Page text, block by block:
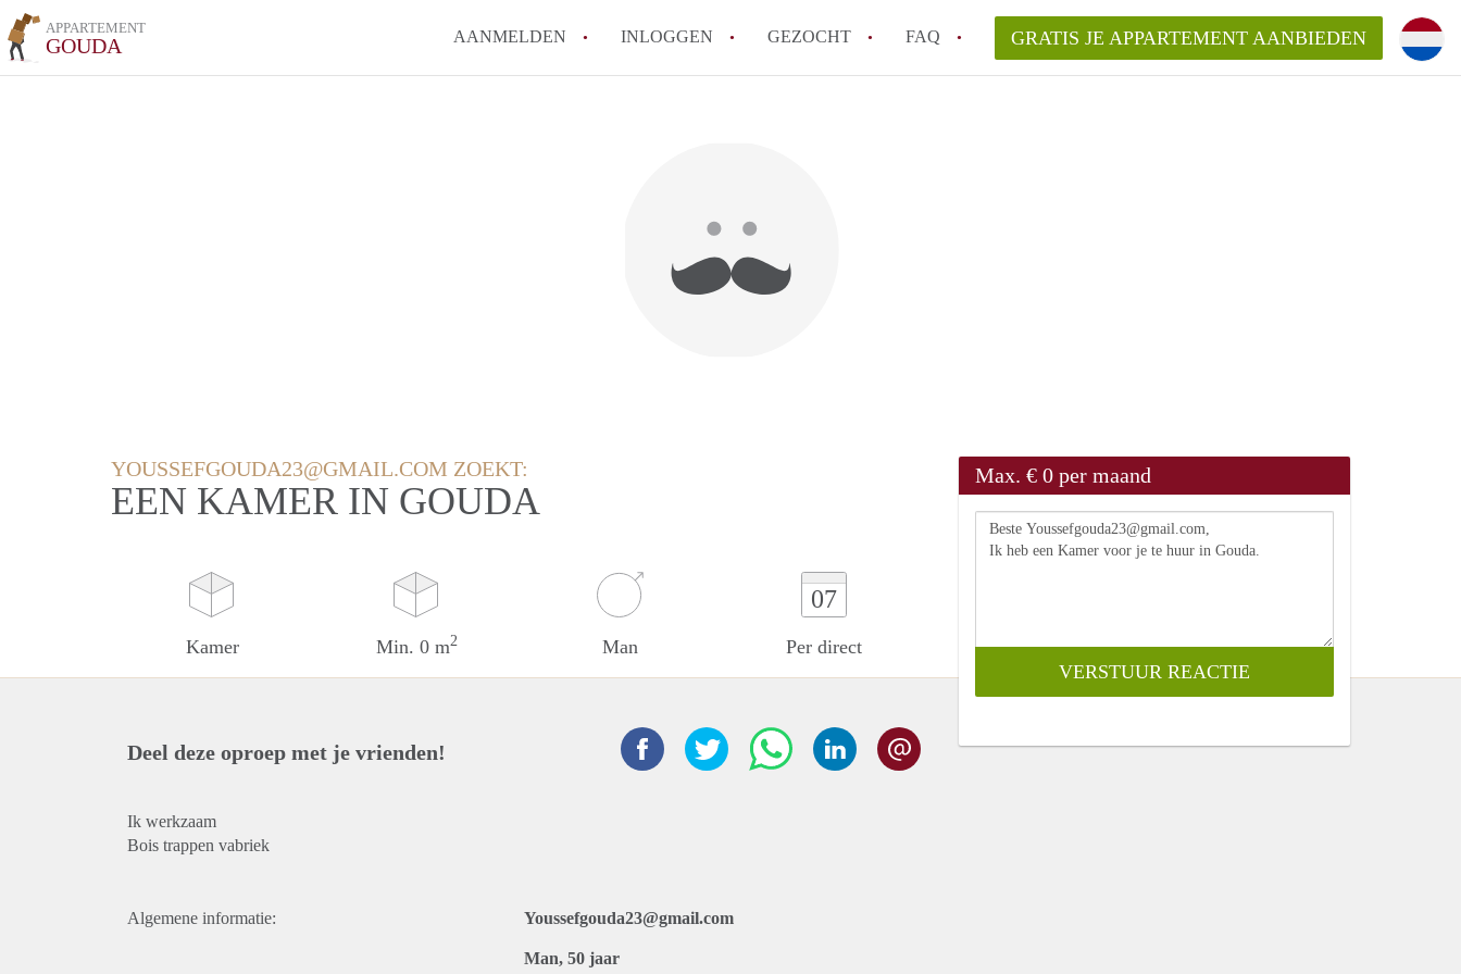
APPARTEMENT
GOUDA AANMELDEN INLOGGEN GEZOCHT FAQ
Wat is de privacyverklaring van AppartementGouda?
Berekent AppartementGouda makelaarsvergoeding/bemiddelingsvergoeding?
Alle veelgestelde vragen
GRATIS JE APPARTEMENT AANBIEDEN
YOUSSEFGOUDA23@GMAIL.COM ZOEKT:
EEN KAMER IN GOUDA
Kamer Min. 0 m2 Man
07
Per direct
Max. € 0 per maand
Deel deze oproep met je vrienden!
Ik werkzaam
Bois trappen vabriek
Algemene informatie: Youssefgouda23@gmail.com
Man, 50 jaar